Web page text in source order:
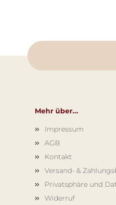
Mehr über...
Impressum
AGB
Kontakt
Versand- &
Privatsphäre und
Widerruf